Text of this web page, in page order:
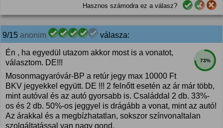
Hasznos számodra ez a válasz?
9/15 anonim válasza:
73%
Én , ha egyedül utazom akkor most is a vonatot,
választom. DE!!!
Mosonmagyaróvár-BP a retúr jegy max 10000 Ft
BKV jegyekkel együtt. DE !!! 2 felnőtt esetén az ár már több,
mint autóval és az autó gyorsabb is. Családdal 2 db. 33%-
os és 2 db. 50%-os jeggyel is drágább a vonat, mint az autó!
Az árakkal és a megbízhatatlan, sokszor színvonaltalan
szolgáltatással van nagy gond.